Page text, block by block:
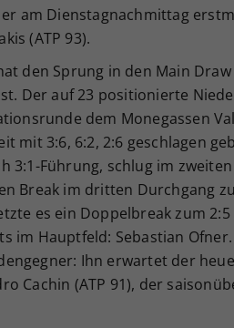
am Dienstagnachmittag
(ATP 93).
den Sprung in den Main
Der auf 23 positionierte
dem Monegassen
mit 3:6, 6:2, 2:6 geschlagen
3:1-Führung, schlug im
Break im dritten Durchgang
es ein Doppelbreak zum
im Hauptfeld: Sebastian
Ihn erwartet der
Cachin (ATP 91), der